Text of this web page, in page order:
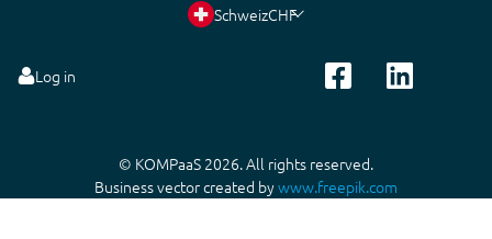
SchweizCHF
Log in
© KOMPaaS 2026. All rights reserved.
Business vector created bywww.freepik.com